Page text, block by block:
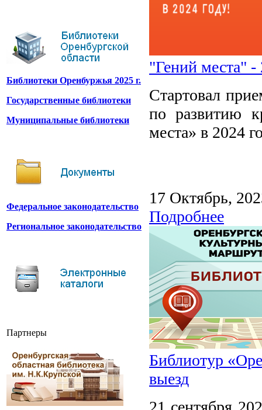
Библиотеки Оренбуржья 2025 г.
Государственные библиотеки
Муниципальные библиотеки
Федеральное законодательство
Региональное законодательство
Партнеры
"Гений места"
Стартовал
по развитию
места» в 2024
17 Октябрь,
Подробнее
Библиотур
выезд